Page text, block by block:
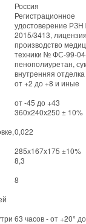
Россия
Регистрационное
удостоверение
2015/3413,
производство
техники № ФС-99-
пенополиуретан,
внутренняя
от +2 до +8 и иные
от -45 до +43
360х240х250 ± 10%
0,022
285х167х175 ±10%
8,3
8
63 часов - от +20°